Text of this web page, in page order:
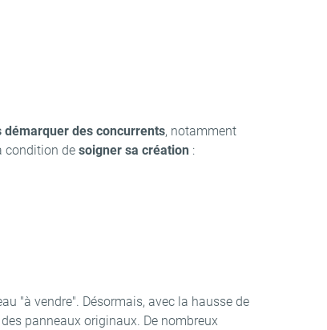
démarquer des concurrents, notamment
condition de soigner sa création :
"à vendre". Désormais, avec la hausse de
panneaux originaux. De nombreux